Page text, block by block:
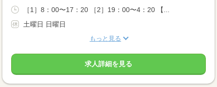
［1］8：00〜17：20 ［2］19：00〜4：20 【...
土曜日 日曜日
もっと見る
求人詳細を見る